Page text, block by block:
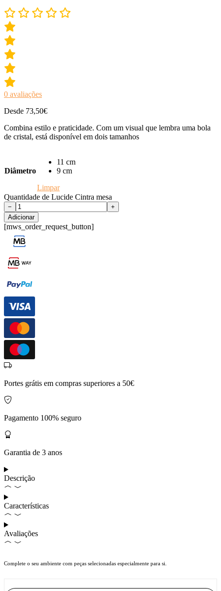
0 avaliações
Desde 73,50€
Combina estilo e praticidade. Com um visual que lembra uma bola
de cristal, está disponível em dois tamanhos
Diâmetro
11 cm
9 cm
Limpar
Quantidade de Lucide Cintra mesa
−
+
Adicionar
[mws_order_request_button]
Portes grátis em compras superiores a 50€
Pagamento 100% seguro
Garantia de 3 anos
Descrição
Características
Avaliações
Complete o seu ambiente com peças selecionadas especialmente para si.